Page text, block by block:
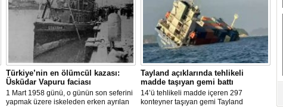
Türkiye’nin en ölümcül kazası:
Üsküdar Vapuru faciası
1 Mart 1958 günü, o günün son seferini
yapmak üzere iskeleden erken ayrılan
Tayland açıklarında tehlikeli
madde taşıyan gemi battı
14’ü tehlikeli madde içeren 297
konteyner taşıyan gemi Tayland